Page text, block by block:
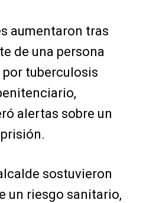
aumentaron tras
de una persona
tuberculosis
alertas sobre un
sostuvieron
un riesgo sanitario,